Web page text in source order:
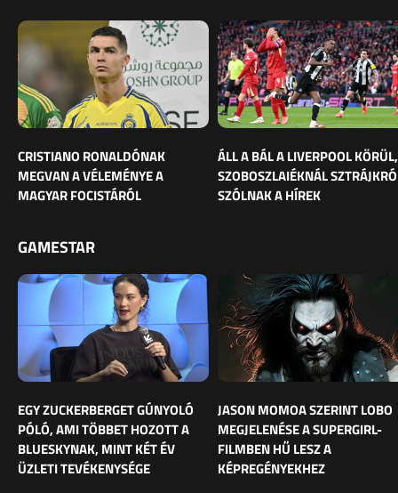
CRISTIANO RONALDÓNAK
MEGVAN A VÉLEMÉNYE A
MAGYAR FOCISTÁRÓL
ÁLL A BÁL A LIVERPOOL KÖRÜL,
SZOBOSZLAIÉKNÁL
SZÓLNAK A HÍREK
GAMESTAR
EGY ZUCKERBERGET GÚNYOLÓ
PÓLÓ, AMI TÖBBET HOZOTT A
BLUESKYNAK, MINT KÉT ÉV
ÜZLETI TEVÉKENYSÉGE
JASON MOMOA SZERINT LOBO
MEGJELENÉSE A SUPERGIRL-
FILMBEN HŰ LESZ A
KÉPREGÉNYEKHEZ